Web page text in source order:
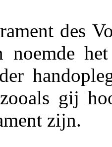
des
noemde het
gij
zijn.